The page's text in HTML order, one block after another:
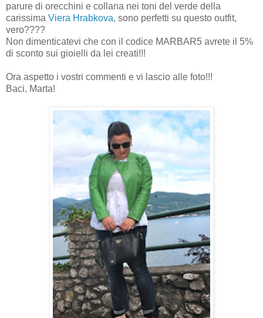
parure di orecchini e collana nei toni del verde della
carissima Viera Hrabkova, sono perfetti su questo outfit,
vero????
Non dimenticatevi che con il codice MARBAR5 avrete il 5%
di sconto sui gioielli da lei creati!!!
Ora aspetto i vostri commenti e vi lascio alle foto!!!
Baci, Marta!